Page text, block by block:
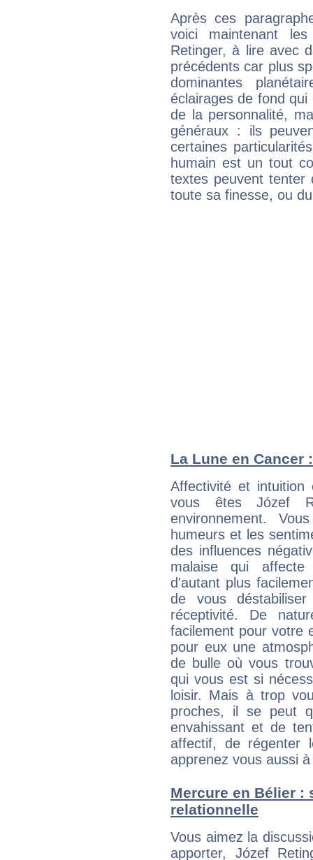
Après ces
voici maintenant
Retinger, à lire avec
précédents car plus
dominantes
éclairages de fond
de la personnalité,
généraux : ils
certaines
humain est un tout
textes peuvent tenter
toute sa finesse, ou
La Lune en Cancer
Affectivité et intuition
vous êtes Józef
environnement.
humeurs et les
des influences
malaise qui
d'autant plus
de vous
réceptivité. De
facilement pour votre
pour eux une
de bulle où vous
qui vous est si
loisir. Mais à trop
proches, il se peut
envahissant et de
affectif, de régenter
apprenez vous aussi
Mercure en Bélier :
relationnelle
Vous aimez la
apporter, Józef